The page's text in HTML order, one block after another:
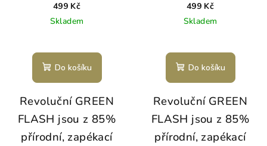
499 Kč
Skladem
Do košíku
Revoluční GREEN
FLASH jsou z 85%
přírodní, zapékací
499 Kč
Skladem
Do košíku
Revoluční GREEN
FLASH jsou z 85%
přírodní, zapékací